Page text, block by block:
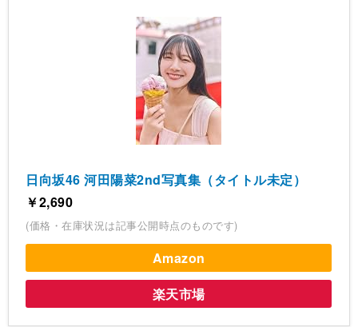
日向坂46 河田陽菜2nd写真集（タイトル未定）
￥2,690
(価格・在庫状況は記事公開時点のものです)
Amazon
楽天市場